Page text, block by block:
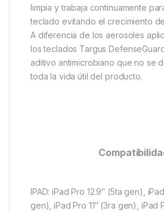
limpia y trabaja continuamente
teclado evitando el crecimiento
A diferencia de los aerosoles
los teclados Targus
aditivo antimicrobiano que no se
toda la vida útil del producto.
IPAD: iPad Pro 12.9″ (5ta gen),
gen), iPad Pro 11″ (3ra gen), iPad